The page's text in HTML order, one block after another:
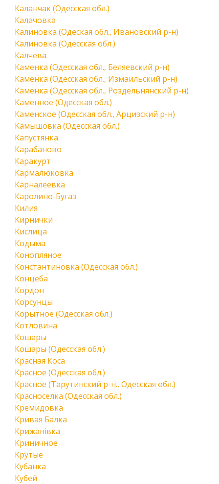
Каланчак (Одесская обл.)
Калачовка
Калиновка (Одеская обл., Ивановский р-н)
Калиновка (Одесская обл.)
Калчева
Каменка (Одесская обл., Беляевский р-н)
Каменка (Одесская обл., Измаильский р-н)
Каменка (Одесская обл., Роздельнянский р-н)
Каменное (Одесская обл.)
Каменское (Одесская обл., Арцизский р-н)
Камышовка (Одесская обл.)
Капустянка
Карабаново
Каракурт
Кармалюковка
Карналеевка
Каролино-Бугаз
Килия
Кирнички
Кислица
Кодыма
Конопляное
Константиновка (Одесская обл.)
Концеба
Кордон
Корсунцы
Корытное (Одесская обл.)
Котловина
Кошары
Кошары (Одесская обл.)
Красная Коса
Красное (Одесская обл.)
Красное (Тарутинский р-н., Одесская обл.)
Красноселка (Одесская обл.)
Кремидовка
Кривая Балка
Крижанівка
Криничное
Крутые
Кубанка
Кубей